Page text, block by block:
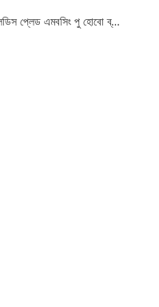
লেডিস প্লেড এমবসিং পু হোবো ব্যাগ